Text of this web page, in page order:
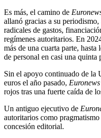
Es más, el camino de
allanó gracias a su
radicales de gastos,
regímenes autoritarios. En
más de una cuarta parte,
de personal en casi una quinta
Sin el apoyo continuado de la
euros el año pasado, Euronews
rojos tras una fuerte caída de
Un antiguo ejecutivo de
autoritarios como
concesión editorial.